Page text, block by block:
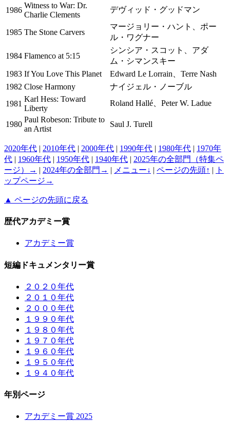
1986
Witness to War: Dr.
Charlie Clements
デヴィッド・グッドマン
1985 The Stone Carvers
マージョリー・ハント、ポー
ル・ワグナー
1984 Flamenco at 5:15
シンシア・スコット、アダ
ム・シマンスキー
1983 If You Love This Planet
Edward Le Lorrain、Terre Nash
1982 Close Harmony
ナイジェル・ノーブル
1981
Karl Hess: Toward
Liberty
Roland Hallé、Peter W. Ladue
1980
Paul Robeson: Tribute to
an Artist
Saul J. Turell
2020年代 | 2010年代 | 2000年代 | 1990年代 | 1980年代 | 1970年
代 | 1960年代 | 1950年代 | 1940年代 | 2025年の全部門（特集ペ
ージ）→ | 2024年の全部門→ | メニュー↓ | ページの先頭↑ |
ト
ップページ→
▲ ページの先頭に戻る
歴代アカデミー賞
アカデミー賞
短編ドキュメンタリー賞
２０２０年代
２０１０年代
２０００年代
１９９０年代
１９８０年代
１９７０年代
１９６０年代
１９５０年代
１９４０年代
年別ページ
アカデミー賞 2025